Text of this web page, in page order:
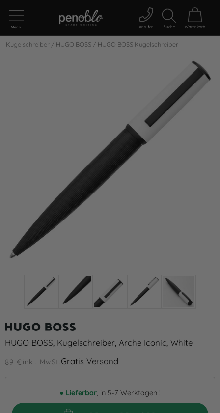
Menü Anrufen Suche Warenkorb
Kugelschreiber / HUGO BOSS / HUGO BOSS Kugelschreiber
HUGO BOSS, Kugelschreiber, Arche Iconic, White
89 € inkl. MwSt.Gratis Versand
● Lieferbar, in 5-7 Werktagen !